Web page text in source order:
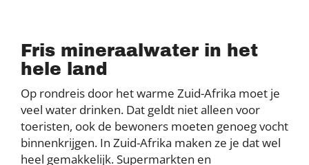
Fris mineraalwater in het
hele land
Op rondreis door het warme Zuid-Afrika moet je
veel water drinken. Dat geldt niet alleen voor
toeristen, ook de bewoners moeten genoeg vocht
binnenkrijgen. In Zuid-Afrika maken ze je dat wel
heel gemakkelijk. Supermarkten en